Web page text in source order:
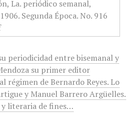
periodicidad entre bisemanal y
su primer editor
régimen de Bernardo Reyes. Lo
y Manuel Barrero Argüelles.
literaria de fines…